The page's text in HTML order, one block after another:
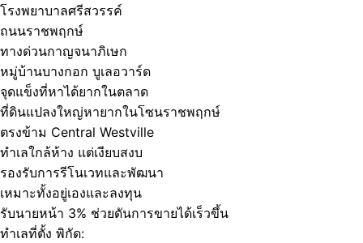
โรงพยาบาลศรีสวรรค์
ถนนราชพฤกษ์
ทางด่วนกาญจนาภิเษก
หมู่บ้านบางกอก บูเลอวาร์ด
จุดแข็งที่หาได้ยากในตลาด
ที่ดินแปลงใหญ่หายากในโซนราชพฤกษ์
ตรงข้าม Central Westville
ทำเลใกล้ห้าง แต่เงียบสงบ
รองรับการรีโนเวทและพัฒนา
เหมาะทั้งอยู่เองและลงทุน
รับนายหน้า 3% ช่วยดันการขายได้เร็วขึ้น
ทำเลที่ตั้ง พิกัด: